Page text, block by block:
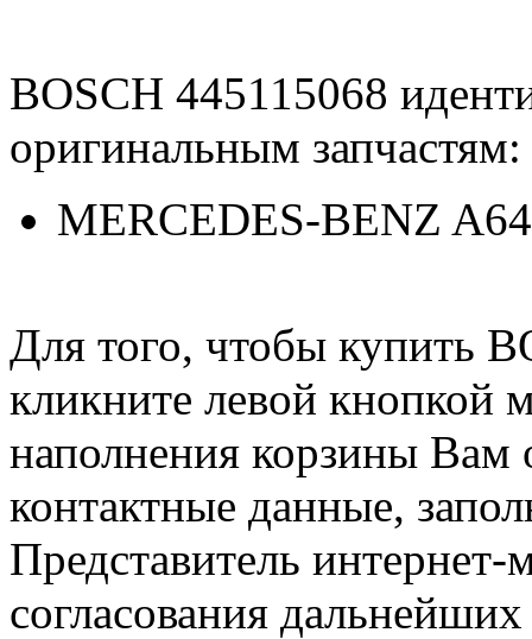
BOSCH 445115068
оригинальным запчастям:
MERCEDES-BENZ
Для того, чтобы купить
кликните левой
наполнения корзины Вам
контактные данные,
Представитель
согласования